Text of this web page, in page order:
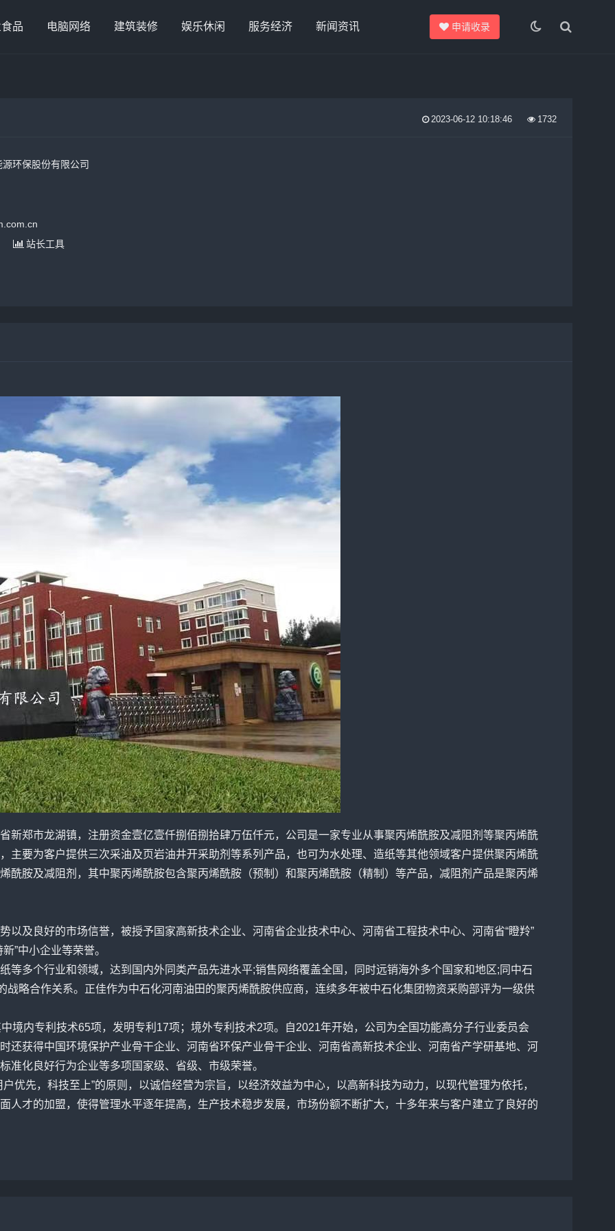
品 电脑网络 建筑装修 娱乐休闲 服务经济 新闻资讯 申请收录
2023-06-12 10:18:46 1732
环保股份有限公司
站长工具
郑市龙湖镇，注册资金壹亿壹仟捌佰捌拾肆万伍仟元，公司是一家专业从事聚丙烯酰胺及减阻剂等聚丙烯酰
主要为客户提供三次采油及页岩油井开采助剂等系列产品，也可为水处理、造纸等其他领域客户提供聚丙烯酰
酰胺及减阻剂，其中聚丙烯酰胺包含聚丙烯酰胺（预制）和聚丙烯酰胺（精制）等产品，减阻剂产品是聚丙烯
以及良好的市场信誉，被授予国家高新技术企业、河南省企业技术中心、河南省工程技术中心、河南省“瞪羚”
”中小企业等荣誉。
个行业和领域，达到国内外同类产品先进水平;销售网络覆盖全国，同时远销海外多个国家和地区;同中石
略合作关系。正佳作为中石化河南油田的聚丙烯酰胺供应商，连续多年被中石化集团物资采购部评为一级供
内专利技术65项，发明专利17项；境外专利技术2项。自2021年开始，公司为全国功能高分子行业委员会
还获得中国环境保护产业骨干企业、河南省环保产业骨干企业、河南省高新技术企业、河南省产学研基地、河
准化良好行为企业等多项国家级、省级、市级荣誉。
先，科技至上”的原则，以诚信经营为宗旨，以经济效益为中心，以高新科技为动力，以现代管理为依托，
人才的加盟，使得管理水平逐年提高，生产技术稳步发展，市场份额不断扩大，十多年来与客户建立了良好的